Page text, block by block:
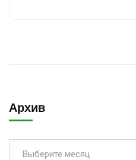
Архив
Выберите месяц